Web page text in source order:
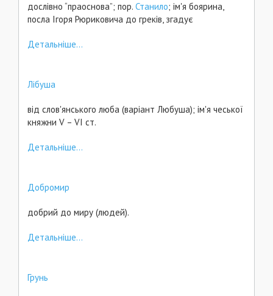
дослівно “праоснова”; пор. Станило; ім'я боярина,
посла Ігоря Рюриковича до греків, згадує
Детальніше...
Лібуша
від слов'янського люба (варіант Любуша); ім'я чеської
княжни V – VI ст.
Детальніше...
Добромир
добрий до миру (людей).
Детальніше...
Грунь